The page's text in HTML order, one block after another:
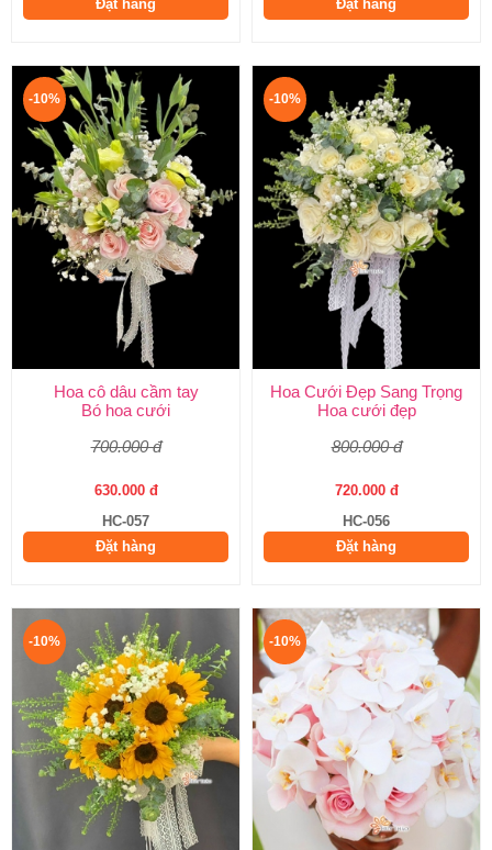
Đặt hàng
Đặt hàng
-10%
Hoa cô dâu cầm tay
Bó hoa cưới
700.000 đ
630.000 đ
HC-057
Đặt hàng
-10%
Hoa Cưới Đẹp Sang Trọng
Hoa cưới đẹp
800.000 đ
720.000 đ
HC-056
Đặt hàng
-10% -10%